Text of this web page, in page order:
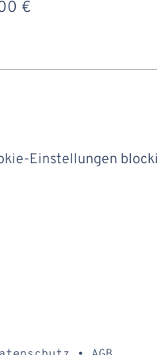
€
Einstellungen